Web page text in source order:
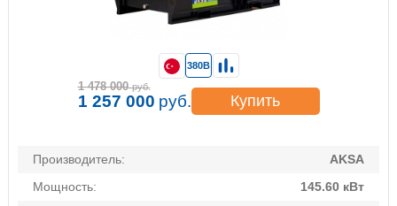
Производитель:
AKSA
Мощность:
145.60 кВт
380В
1 478 000 руб.
1 257 000 руб. Купить